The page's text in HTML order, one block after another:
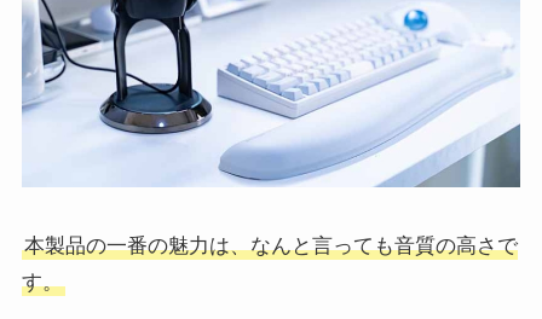
本製品の一番の魅力は、なんと言っても音質の高さで
す。